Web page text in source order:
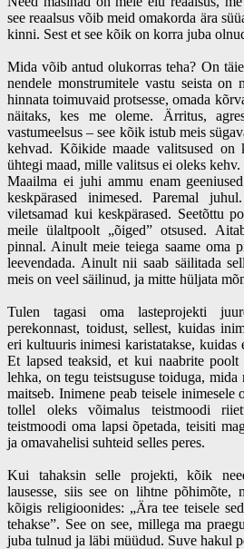
see reaalsus võib meid omakorda ära
kinni. Sest et see kõik on korra juba
Mida võib antud olukorras teha? On
nendele monstrumitele vastu seista on
hinnata toimuvaid protsesse, omada
näitaks, kes me oleme. Ärritus,
vastumeelsus – see kõik istub meis
kehvad. Kõikide maade valitsused on
ühtegi maad, mille valitsus ei oleks
Maailma ei juhi ammu enam
keskpärased inimesed. Paremal
viletsamad kui keskpärased. Seetõttu
meile ülaltpoolt „õiged” otsused.
pinnal. Ainult meie teiega saame oma
leevendada. Ainult nii saab säilitada
meis on veel säilinud, ja mitte hüljata
Tulen tagasi oma lasteprojekti
perekonnast, toidust, sellest, kuidas
eri kultuuris inimesi karistatakse,
Et lapsed teaksid, et kui naabrite poolt
lehka, on tegu teistsuguse toiduga,
maitseb. Inimene peab teisele inimesele
tollel oleks võimalus teistmoodi
teistmoodi oma lapsi õpetada, teisiti
ja omavahelisi suhteid selles peres.
Kui tahaksin selle projekti, kõik
lausesse, siis see on lihtne põhimõte,
kõigis religioonides: „Ära tee teisele
tehakse”. See on see, millega ma
juba tulnud ja läbi müüdud. Suve hakul